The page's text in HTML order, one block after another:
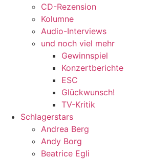
CD-Rezension
Kolumne
Audio-Interviews
und noch viel mehr
Gewinnspiel
Konzertberichte
ESC
Glückwunsch!
TV-Kritik
Schlagerstars
Andrea Berg
Andy Borg
Beatrice Egli